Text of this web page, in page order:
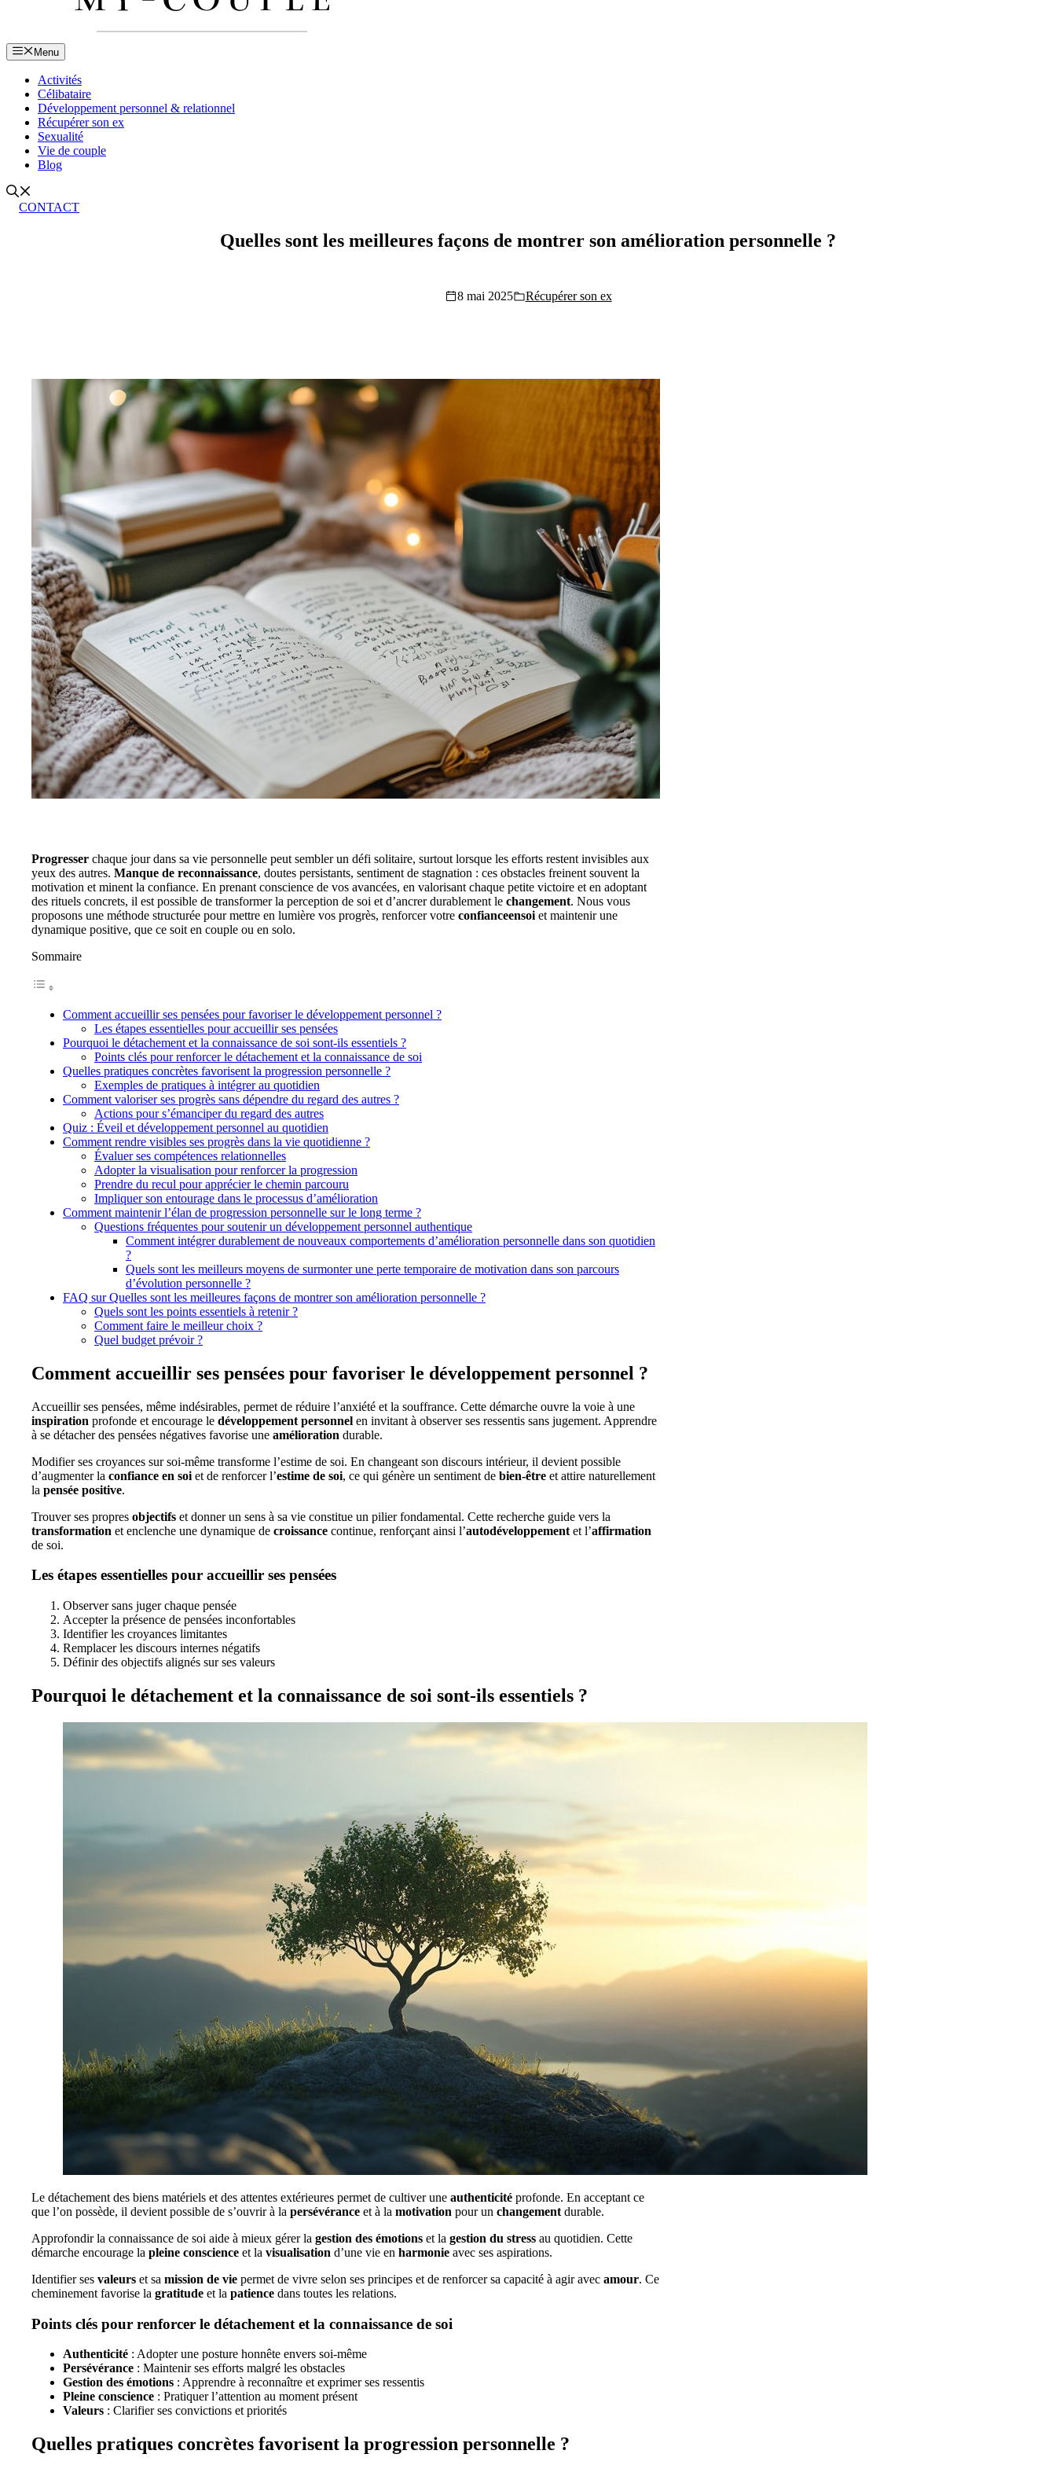
Menu
Activités
Célibataire
Développement personnel & relationnel
Récupérer son ex
Sexualité
Vie de couple
Blog
CONTACT
Quelles sont les meilleures façons de montrer son amélioration personnelle ?
8 mai 2025 Récupérer son ex
Progresser chaque jour dans sa vie personnelle peut sembler un défi solitaire, surtout lorsque les efforts restent invisibles aux
yeux des autres. Manque de reconnaissance, doutes persistants, sentiment de stagnation : ces obstacles freinent souvent la
motivation et minent la confiance. En prenant conscience de vos avancées, en valorisant chaque petite victoire et en adoptant
des rituels concrets, il est possible de transformer la perception de soi et d’ancrer durablement le changement. Nous vous
proposons une méthode structurée pour mettre en lumière vos progrès, renforcer votre confianceensoi et maintenir une
dynamique positive, que ce soit en couple ou en solo.
Sommaire
Comment accueillir ses pensées pour favoriser le développement personnel ?
Les étapes essentielles pour accueillir ses pensées
Pourquoi le détachement et la connaissance de soi sont-ils essentiels ?
Points clés pour renforcer le détachement et la connaissance de soi
Quelles pratiques concrètes favorisent la progression personnelle ?
Exemples de pratiques à intégrer au quotidien
Comment valoriser ses progrès sans dépendre du regard des autres ?
Actions pour s’émanciper du regard des autres
Quiz : Éveil et développement personnel au quotidien
Comment rendre visibles ses progrès dans la vie quotidienne ?
Évaluer ses compétences relationnelles
Adopter la visualisation pour renforcer la progression
Prendre du recul pour apprécier le chemin parcouru
Impliquer son entourage dans le processus d’amélioration
Comment maintenir l’élan de progression personnelle sur le long terme ?
Questions fréquentes pour soutenir un développement personnel authentique
Comment intégrer durablement de nouveaux comportements d’amélioration personnelle dans son quotidien
?
Quels sont les meilleurs moyens de surmonter une perte temporaire de motivation dans son parcours
d’évolution personnelle ?
FAQ sur Quelles sont les meilleures façons de montrer son amélioration personnelle ?
Quels sont les points essentiels à retenir ?
Comment faire le meilleur choix ?
Quel budget prévoir ?
Comment accueillir ses pensées pour favoriser le développement personnel ?
Accueillir ses pensées, même indésirables, permet de réduire l’anxiété et la souffrance. Cette démarche ouvre la voie à une
inspiration profonde et encourage le développement personnel en invitant à observer ses ressentis sans jugement. Apprendre
à se détacher des pensées négatives favorise une amélioration durable.
Modifier ses croyances sur soi-même transforme l’estime de soi. En changeant son discours intérieur, il devient possible
d’augmenter la confiance en soi et de renforcer l’estime de soi, ce qui génère un sentiment de bien-être et attire naturellement
la pensée positive.
Trouver ses propres objectifs et donner un sens à sa vie constitue un pilier fondamental. Cette recherche guide vers la
transformation et enclenche une dynamique de croissance continue, renforçant ainsi l’autodéveloppement et l’affirmation
de soi.
Les étapes essentielles pour accueillir ses pensées
Observer sans juger chaque pensée
Accepter la présence de pensées inconfortables
Identifier les croyances limitantes
Remplacer les discours internes négatifs
Définir des objectifs alignés sur ses valeurs
Pourquoi le détachement et la connaissance de soi sont-ils essentiels ?
Le détachement des biens matériels et des attentes extérieures permet de cultiver une authenticité profonde. En acceptant ce
que l’on possède, il devient possible de s’ouvrir à la persévérance et à la motivation pour un changement durable.
Approfondir la connaissance de soi aide à mieux gérer la gestion des émotions et la gestion du stress au quotidien. Cette
démarche encourage la pleine conscience et la visualisation d’une vie en harmonie avec ses aspirations.
Identifier ses valeurs et sa mission de vie permet de vivre selon ses principes et de renforcer sa capacité à agir avec amour. Ce
cheminement favorise la gratitude et la patience dans toutes les relations.
Points clés pour renforcer le détachement et la connaissance de soi
Authenticité : Adopter une posture honnête envers soi-même
Persévérance : Maintenir ses efforts malgré les obstacles
Gestion des émotions : Apprendre à reconnaître et exprimer ses ressentis
Pleine conscience : Pratiquer l’attention au moment présent
Valeurs : Clarifier ses convictions et priorités
Quelles pratiques concrètes favorisent la progression personnelle ?